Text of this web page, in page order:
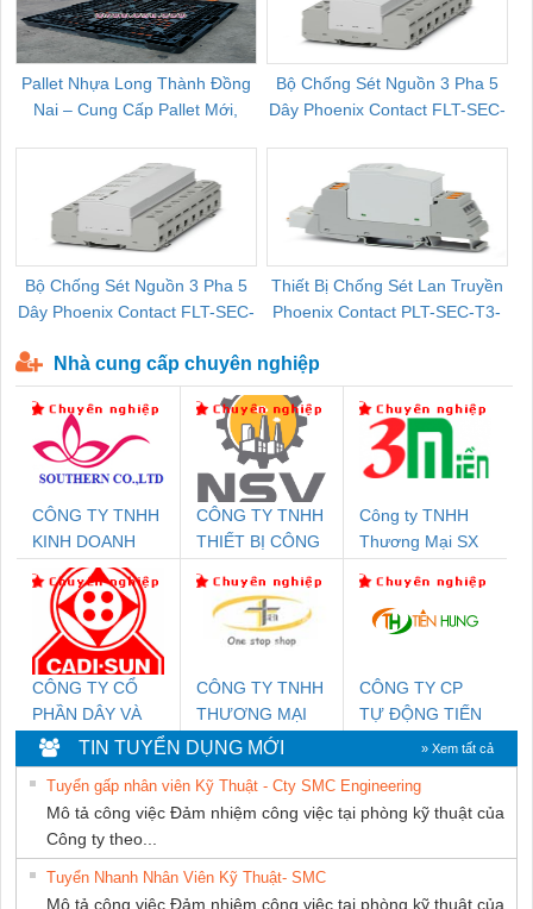
Pallet Nhựa Long Thành Đồng
Nai – Cung Cấp Pallet Mới,
Bộ Chống Sét Nguồn 3 Pha 5
Dây Phoenix Contact FLT-SEC-
Bộ Chống Sét Nguồn 3 Pha 5
Dây Phoenix Contact FLT-SEC-
Thiết Bị Chống Sét Lan Truyền
Phoenix Contact PLT-SEC-T3-
Nhà cung cấp chuyên nghiệp
CÔNG TY TNHH
KINH DOANH
DỊCH VỤ XNK
PHƯƠNG NAM
CÔNG TY TNHH
THIẾT BỊ CÔNG
SETSUBI VIỆT
NAM
Công ty TNHH
Thương Mại SX
CÔNG TY CỔ
PHẦN DÂY VÀ
CÁP ĐIỆN
THƯỢNG ĐÌNH
CÔNG TY TNHH
THƯƠNG MẠI
THIÊN ÂN VIỆT
NAM
CÔNG TY CP
TỰ ĐỘNG TIẾN
TIN TUYỂN DỤNG MỚI » Xem tất cả
Tuyển gấp nhân viên Kỹ Thuật - Cty SMC Engineering
Mô tả công việc Đảm nhiệm công việc tại phòng kỹ thuật của
Công ty theo...
Tuyển Nhanh Nhân Viên Kỹ Thuật- SMC
Mô tả công việc Đảm nhiệm công việc tại phòng kỹ thuật của